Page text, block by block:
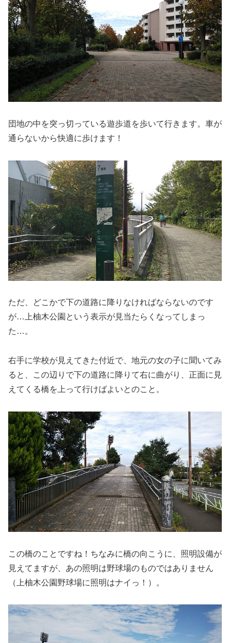
団地の中を突っ切っている遊歩道を歩いて行きます。車が
通らないから快適に歩けます！
ただ、どこかで下の道路に降りなければならないのです
が…上柚木公園という表示が見当たらくなってしまっ
た…。
右手に学校が見えてきた付近で、地元の女の子に聞いてみ
ると、この辺りで下の道路に降りて右に曲がり、正面に見
えてくる橋を上って行けばよいとのこと。
この橋のことですね！ちなみに橋の向こうに、照明設備が
見えてますが、あの照明は野球場のものではありません
（上柚木公園野球場に照明はナイっ！）。